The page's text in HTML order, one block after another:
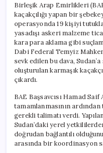
Birleşik Arap Emirlikleri
kaçakçılığı yapan bir
operasyonda 19 kişiyi
yasadışı askeri malzeme
kara para aklama gibi
Dabi Federal Temyiz
sevk edilen bu dava,
oluşturulan karmaşık
çıkardı.
BAE Başsavcısı Hamad
tamamlanmasının
gerekli talimatı verdi.
Sudan’daki yerel
doğrudan bağlantılı
arasında bir koordinasyon